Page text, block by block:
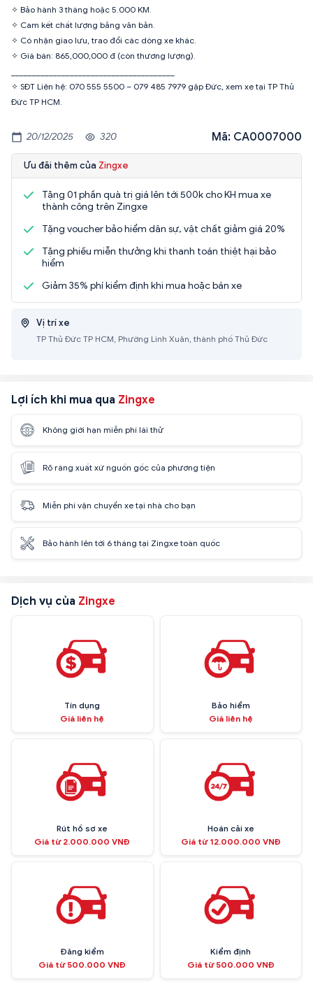
✧ Bảo hành 3 tháng hoặc 5.000 KM.
✧ Cam kết chất lượng bằng văn bản.
✧ Có nhận giao lưu, trao đổi các dòng xe khác.
✧ Giá bán: 865,000,000 đ (còn thương lượng).
✧ SĐT Liên hệ: 070 555 5500 – 079 485 7979 gặp Đức, xem xe tại TP Thủ
Đức TP HCM.
20/12/2025 320 Mã: CA0007000
Ưu đãi thêm của Zingxe
Tặng 01 phần quà trị giá lên tới 500k cho KH mua xe
thành công trên Zingxe
Tặng voucher bảo hiểm dân sự, vật chất giảm giá 20%
Tặng phiếu miễn thưởng khi thanh toán thiệt hại bảo
hiểm
Giảm 35% phí kiểm định khi mua hoặc bán xe
Vị trí xe
TP Thủ Đức TP HCM, Phường Linh Xuân, thành phố Thủ Đức
Lợi ích khi mua qua Zingxe
Không giới hạn miễn phí lái thử
Rõ ràng xuất xứ nguồn gốc của phương tiện
Miễn phí vận chuyển xe tại nhà cho bạn
Bảo hành lên tới 6 tháng tại Zingxe toàn quốc
Dịch vụ của Zingxe
Tín dụng
Giá liên hệ
Bảo hiểm
Giá liên hệ
Rút hồ sơ xe
Giá từ 2.000.000 VNĐ
Hoán cải xe
Giá từ 12.000.000 VNĐ
Đăng kiểm
Giá từ 500.000 VNĐ
Kiểm định
Giá từ 500.000 VNĐ